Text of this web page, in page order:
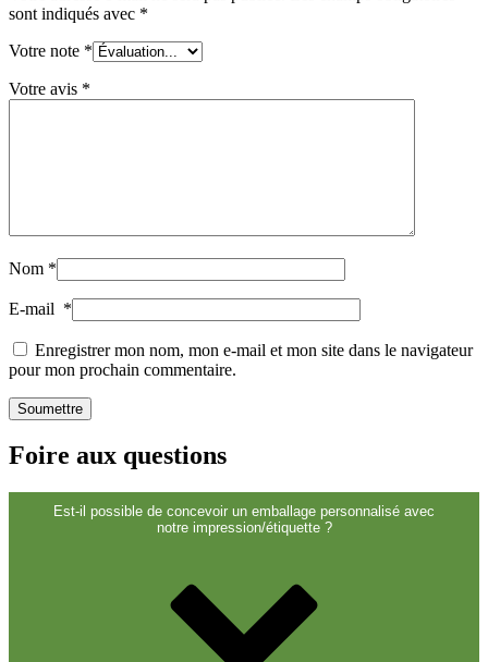
Alimentation
Bouteilles de spiritueux(81)
Pulvérisateur
Réservoirs(2)
Fermetures(173)
sont indiqués avec *
Votre note *
Votre avis *
Nom *
E-mail *
Enregistrer mon nom, mon e-mail et mon site dans le navigateur
pour mon prochain commentaire.
Foire aux questions
Est-il possible de concevoir un emballage personnalisé avec
notre impression/étiquette ?